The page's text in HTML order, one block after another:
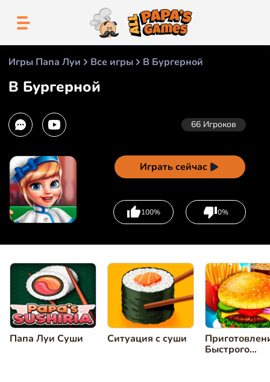
Игры Папа Луи Все игры В Бургерной
В Бургерной
66 Игроков
Играть сейчас
100% 0%
Папа Луи Суши Ситуация с суши
Быстрого